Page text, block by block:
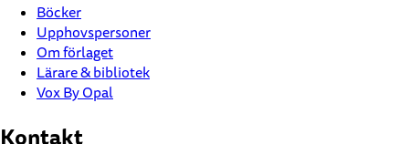
Böcker
Upphovspersoner
Om förlaget
Lärare & bibliotek
Vox By Opal
Kontakt